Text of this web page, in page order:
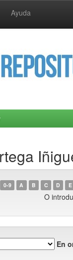
Ayuda
0-9 A B C D E
O
En